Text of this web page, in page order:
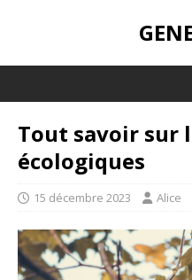
Tout savoir sur
écologiques
15 décembre 2023 Alice